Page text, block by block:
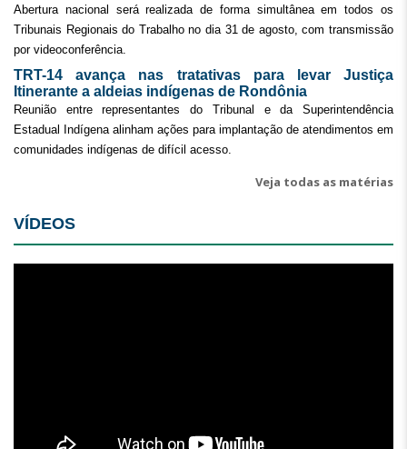
Abertura nacional será realizada de forma simultânea em todos os
Tribunais Regionais do Trabalho no dia 31 de agosto, com transmissão
por videoconferência.
TRT-14 avança nas tratativas para levar Justiça
Itinerante a aldeias indígenas de Rondônia
Reunião entre representantes do Tribunal e da Superintendência
Estadual Indígena alinham ações para implantação de atendimentos em
comunidades indígenas de difícil acesso.
Veja todas as matérias
VÍDEOS